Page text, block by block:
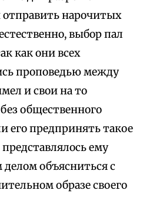
отправить нарочитых
выбор пал
как они всех
проповедью между
и свои на то
общественного
его предпринять такое
ему
объясниться с
образе своего